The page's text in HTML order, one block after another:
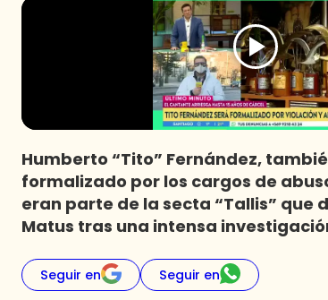
Humberto “Tito” Fernández,
formalizado por los cargos de
eran parte de la secta “Tallis” que
Matus tras una intensa
Seguir en Seguir en